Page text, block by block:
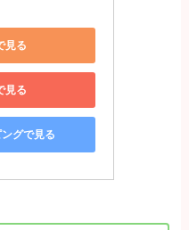
見る
見る
グで見る